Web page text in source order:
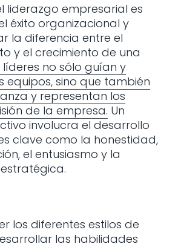
liderazgo empresarial es
éxito organizacional y
la diferencia entre el
y el crecimiento de una
líderes no sólo guían y
equipos, sino que también
y representan los
de la empresa. Un
involucra el desarrollo
clave como la honestidad,
el entusiasmo y la
los diferentes estilos de
las habilidades